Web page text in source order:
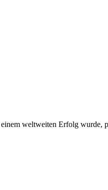
weltweiten Erfolg wurde,